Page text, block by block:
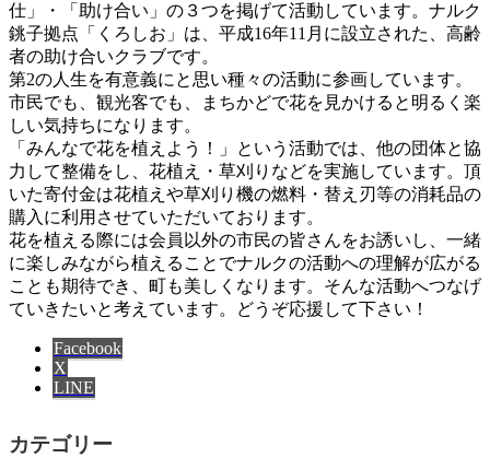
仕」・「助け合い」の３つを掲げて活動しています。ナルク
銚子拠点「くろしお」は、平成16年11月に設立された、高齢
者の助け合いクラブです。
第2の人生を有意義にと思い種々の活動に参画しています。
市民でも、観光客でも、まちかどで花を見かけると明るく楽
しい気持ちになります。
「みんなで花を植えよう！」という活動では、他の団体と協
力して整備をし、花植え・草刈りなどを実施しています。頂
いた寄付金は花植えや草刈り機の燃料・替え刃等の消耗品の
購入に利用させていただいております。
花を植える際には会員以外の市民の皆さんをお誘いし、一緒
に楽しみながら植えることでナルクの活動への理解が広がる
ことも期待でき、町も美しくなります。そんな活動へつなげ
ていきたいと考えています。どうぞ応援して下さい！
Facebook
X
LINE
カテゴリー